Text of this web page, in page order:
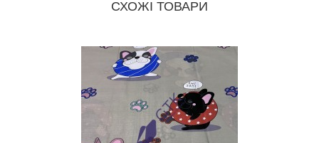
СХОЖІ ТОВАРИ